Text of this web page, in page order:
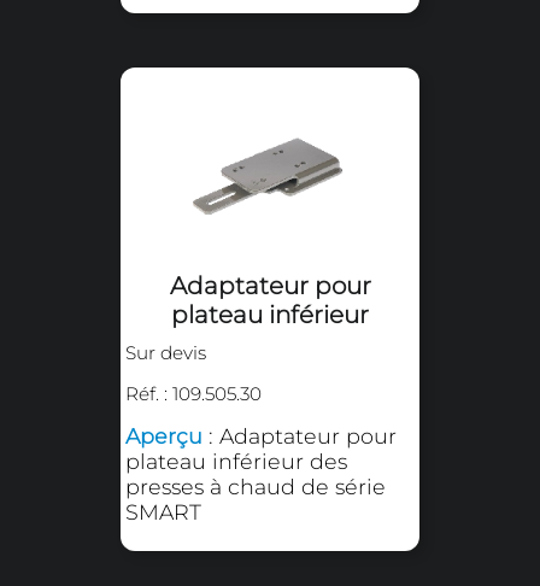
Sur devis
Réf. : 109.505.17
Aperçu: Chariot de